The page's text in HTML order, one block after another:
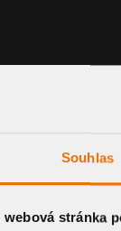
Souhlas
webová stránka